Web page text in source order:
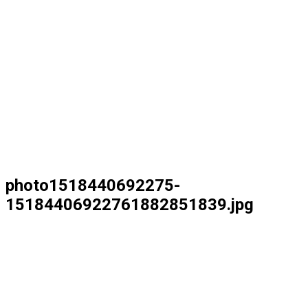
photo1518440692275-
15184406922761882851839.jpg